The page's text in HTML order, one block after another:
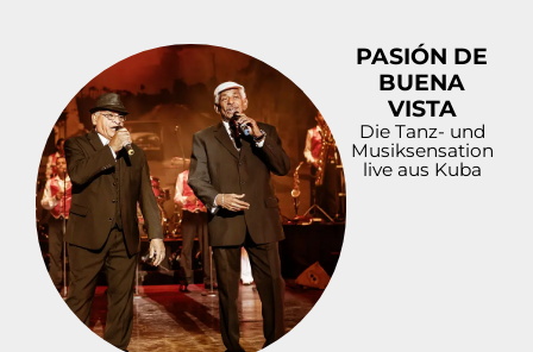
PASIÓN DE
BUENA
VISTA
Die Tanz- und
Musiksensation
live aus Kuba